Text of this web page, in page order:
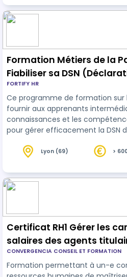
des critères de calcul, suivie
interactifs et de cas pratiques
Formation Métiers de la
Fiabiliser sa DSN
Nominative) (0,5J)
FORTIFY HR
Ce programme de formation sur
fournir aux apprenants
connaissances et les
pour gérer efficacement la DSN
combinaison d'exercices
participants de consolider leurs
poser des questions spécifiques
notamment des…
Lyon (69) >
Certificat RH1 Gérer les
salaires des agents
contractuels de la
territoriale
CONVERGENCIA CONSEIL ET FORMATION
Formation permettant à un-e